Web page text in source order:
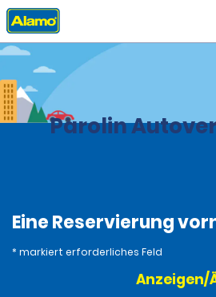
Privat Stationen
Parolin
Eine Reservierung
* markiert erforderliches Feld
Anzeigen/